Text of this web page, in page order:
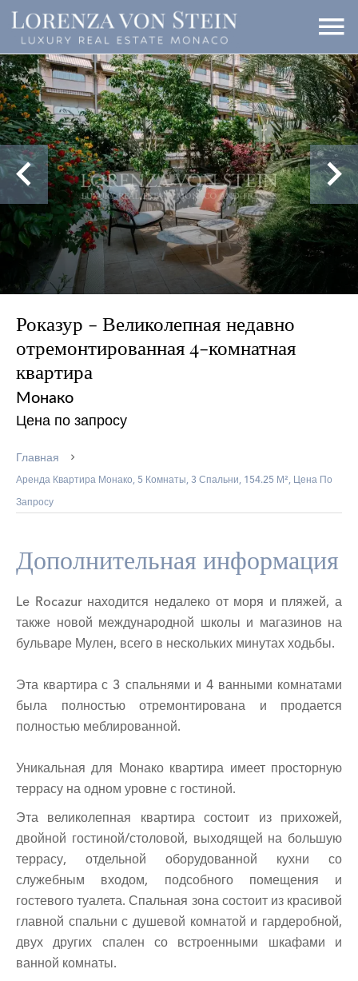
Роказур - Великолепная недавно
отремонтированная 4-комнатная
квартира
Монако
Цена по запросу
Главная
Аренда Квартира Монако, 5 Комнаты, 3 Спальни, 154.25 М², Цена По
Запросу
Дополнительная информация
Le Rocazur находится недалеко от моря и пляжей, а
также новой международной школы и магазинов на
бульваре Мулен, всего в нескольких минутах ходьбы.
Эта квартира с 3 спальнями и 4 ванными комнатами
была полностью отремонтирована и продается
полностью меблированной.
Уникальная для Монако квартира имеет просторную
террасу на одном уровне с гостиной.
Эта великолепная квартира состоит из прихожей,
двойной гостиной/столовой, выходящей на большую
террасу, отдельной оборудованной кухни со
служебным входом, подсобного помещения и
гостевого туалета. Спальная зона состоит из красивой
главной спальни с душевой комнатой и гардеробной,
двух других спален со встроенными шкафами и
ванной комнаты.